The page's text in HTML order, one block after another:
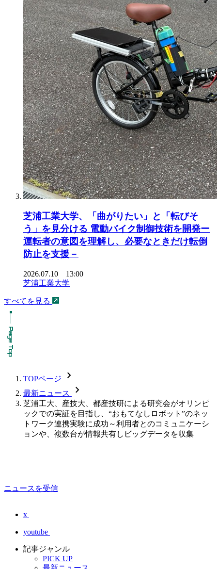
芝浦工業大学、「曲がりたい」と「転びそ
う」を見分ける 電動バイク制御技術を開発ー
運転者の意図を理解し、必要なときだけ転倒
防止を支援－
2026.07.10 13:00
芝浦工業大学
すべてを見る
TOPページ chevron_forward
最新ニュース chevron_forward
芝浦工大、産技大、都産技研による研究会がオリンピ
ックでの実証を目指し、“おもてなしロボット”のネッ
トワーク連携実験に成功～利用者とのコミュニケーシ
ョンや、複数台が情報共有しビッグデータを収集
ニュースを受信
x
youtube
記事ジャンル
PICK UP